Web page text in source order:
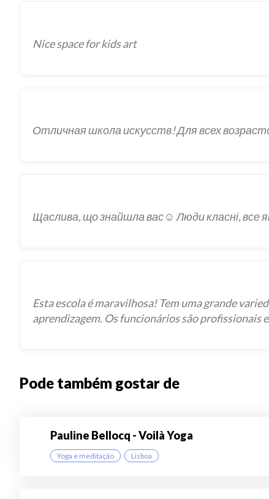
Nice space for kids art
Отличная школа искусств! Для всех
Щаслива, що знайшла вас☺️ Люди класні, все
Esta escola é maravilhosa! Tem uma grande
aprendizagem. Os funcionários são profissionais
Pode também gostar de
Pauline Bellocq - Voilà Yoga
Yoga e meditação Lisboa